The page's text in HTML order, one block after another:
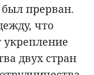
прерван.
что
двух стран